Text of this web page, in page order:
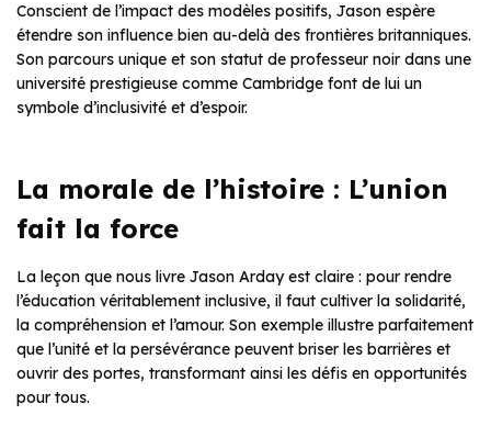
Conscient de l’impact des modèles positifs, Jason espère
étendre son influence bien au-delà des frontières britanniques.
Son parcours unique et son statut de professeur noir dans une
université prestigieuse comme Cambridge font de lui un
symbole d’inclusivité et d’espoir.
La morale de l’histoire : L’union
fait la force
La leçon que nous livre Jason Arday est claire : pour rendre
l’éducation véritablement inclusive, il faut cultiver la solidarité,
la compréhension et l’amour. Son exemple illustre parfaitement
que l’unité et la persévérance peuvent briser les barrières et
ouvrir des portes, transformant ainsi les défis en opportunités
pour tous.